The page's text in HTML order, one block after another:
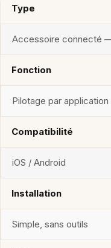
Type
Accessoire connecté
Fonction
Pilotage par
Compatibilité
iOS / Android
Installation
Simple, sans outils